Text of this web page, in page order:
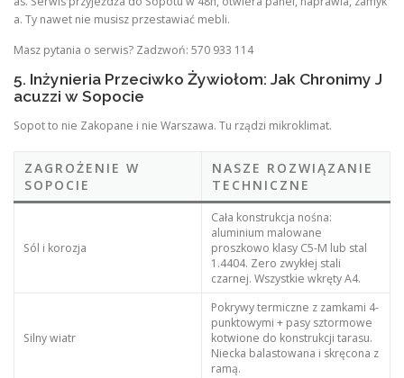
a. Ty nawet nie musisz przestawiać mebli.
Masz pytania o serwis? Zadzwoń: 570 933 114
5. Inżynieria Przeciwko Żywiołom: Jak Chronimy J
acuzzi w Sopocie
Sopot to nie Zakopane i nie Warszawa. Tu rządzi mikroklimat.
ZAGROŻENIE W
SOPOCIE
NASZE ROZWIĄZANIE
TECHNICZNE
Sól i korozja
Cała konstrukcja nośna:
aluminium malowane
proszkowo klasy C5-M lub stal
1.4404. Zero zwykłej stali
czarnej. Wszystkie wkręty A4.
Silny wiatr
Pokrywy termiczne z zamkami 4-
punktowymi + pasy sztormowe
kotwione do konstrukcji tarasu.
Niecka balastowana i skręcona z
ramą.